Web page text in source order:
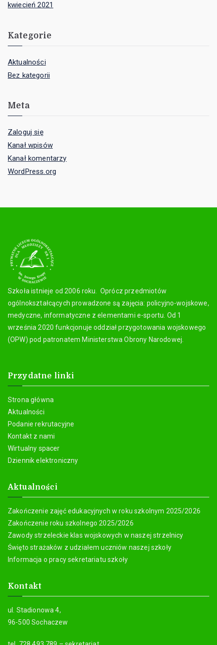
kwiecień 2021
Kategorie
Aktualności
Bez kategorii
Meta
Zaloguj się
Kanał wpisów
Kanał komentarzy
WordPress.org
Szkoła istnieje od 2006 roku. Oprócz przedmiotów
ogólnokształcących prowadzone są zajęcia: policyjno-wojskowe,
medyczne, informatyczne z elementami e-sportu. Od 1
września 2020 funkcjonuje oddział przygotowania wojskowego
(OPW) pod patronatem Ministerstwa Obrony Narodowej.
Przydatne linki
Strona główna
Aktualności
Podanie rekrutacyjne
Kontakt z nami
Wirtualny spacer
Dziennik elektroniczny
Aktualności
Zakończenie zajęć edukacyjnych w roku szkolnym 2025/2026
Zakończenie roku szkolnego 2025/2026
Zawody strzeleckie klas wojskowych w naszej strzelnicy
Święto strażaków z udziałem uczniów naszej szkoły
Informacja o pracy sekretariatu szkoły
Kontakt
ul. Stadionowa 4,
96-500 Sochaczew